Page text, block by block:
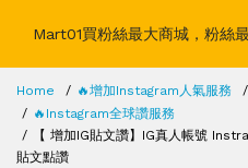
Mart01買粉絲最大商城，粉絲
Home 🔥增加Instagram人氣服務
🔥Instagram全球讚服務
【 增加IG貼文讚】IG真人帳號
貼文點讚